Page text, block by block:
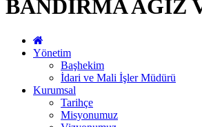
BANDIRMA AĞIZ
Yönetim
Başhekim
İdari ve Mali İşler Müdürü
Kurumsal
Tarihçe
Misyonumuz